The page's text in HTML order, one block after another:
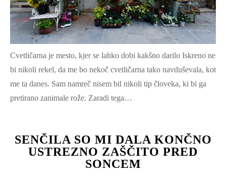
Cvetličarna je mesto, kjer se lahko dobi kakšno darilo Iskreno ne
bi nikoli rekel, da me bo nekoč cvetličarna tako navduševala, kot
me ta danes. Sam namreč nisem bil nikoli tip človeka, ki bi ga
pretirano zanimale rože. Zaradi tega…
SENČILA SO MI DALA KONČNO
USTREZNO ZAŠČITO PRED
SONCEM